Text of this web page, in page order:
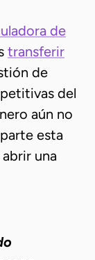
de
transferir
de
del
aún no
esta
una